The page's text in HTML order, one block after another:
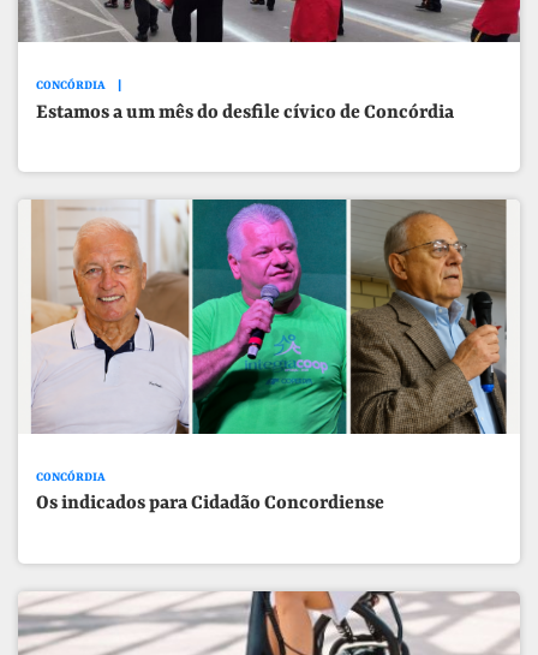
CONCÓRDIA
Estamos a um mês do desfile cívico de Concórdia
CONCÓRDIA
Os indicados para Cidadão Concordiense